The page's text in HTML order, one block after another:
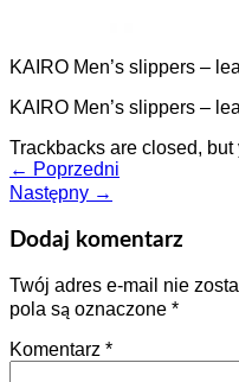
KAIRO Men’s slippers –
KAIRO Men’s slippers –
Trackbacks are closed, but
← Poprzedni
Następny →
Dodaj komentarz
Twój adres e-mail nie
pola są oznaczone *
Komentarz *